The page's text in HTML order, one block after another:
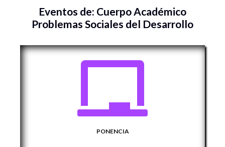
Eventos de: Cuerpo Académico
Problemas Sociales del Desarrollo
PONENCIA